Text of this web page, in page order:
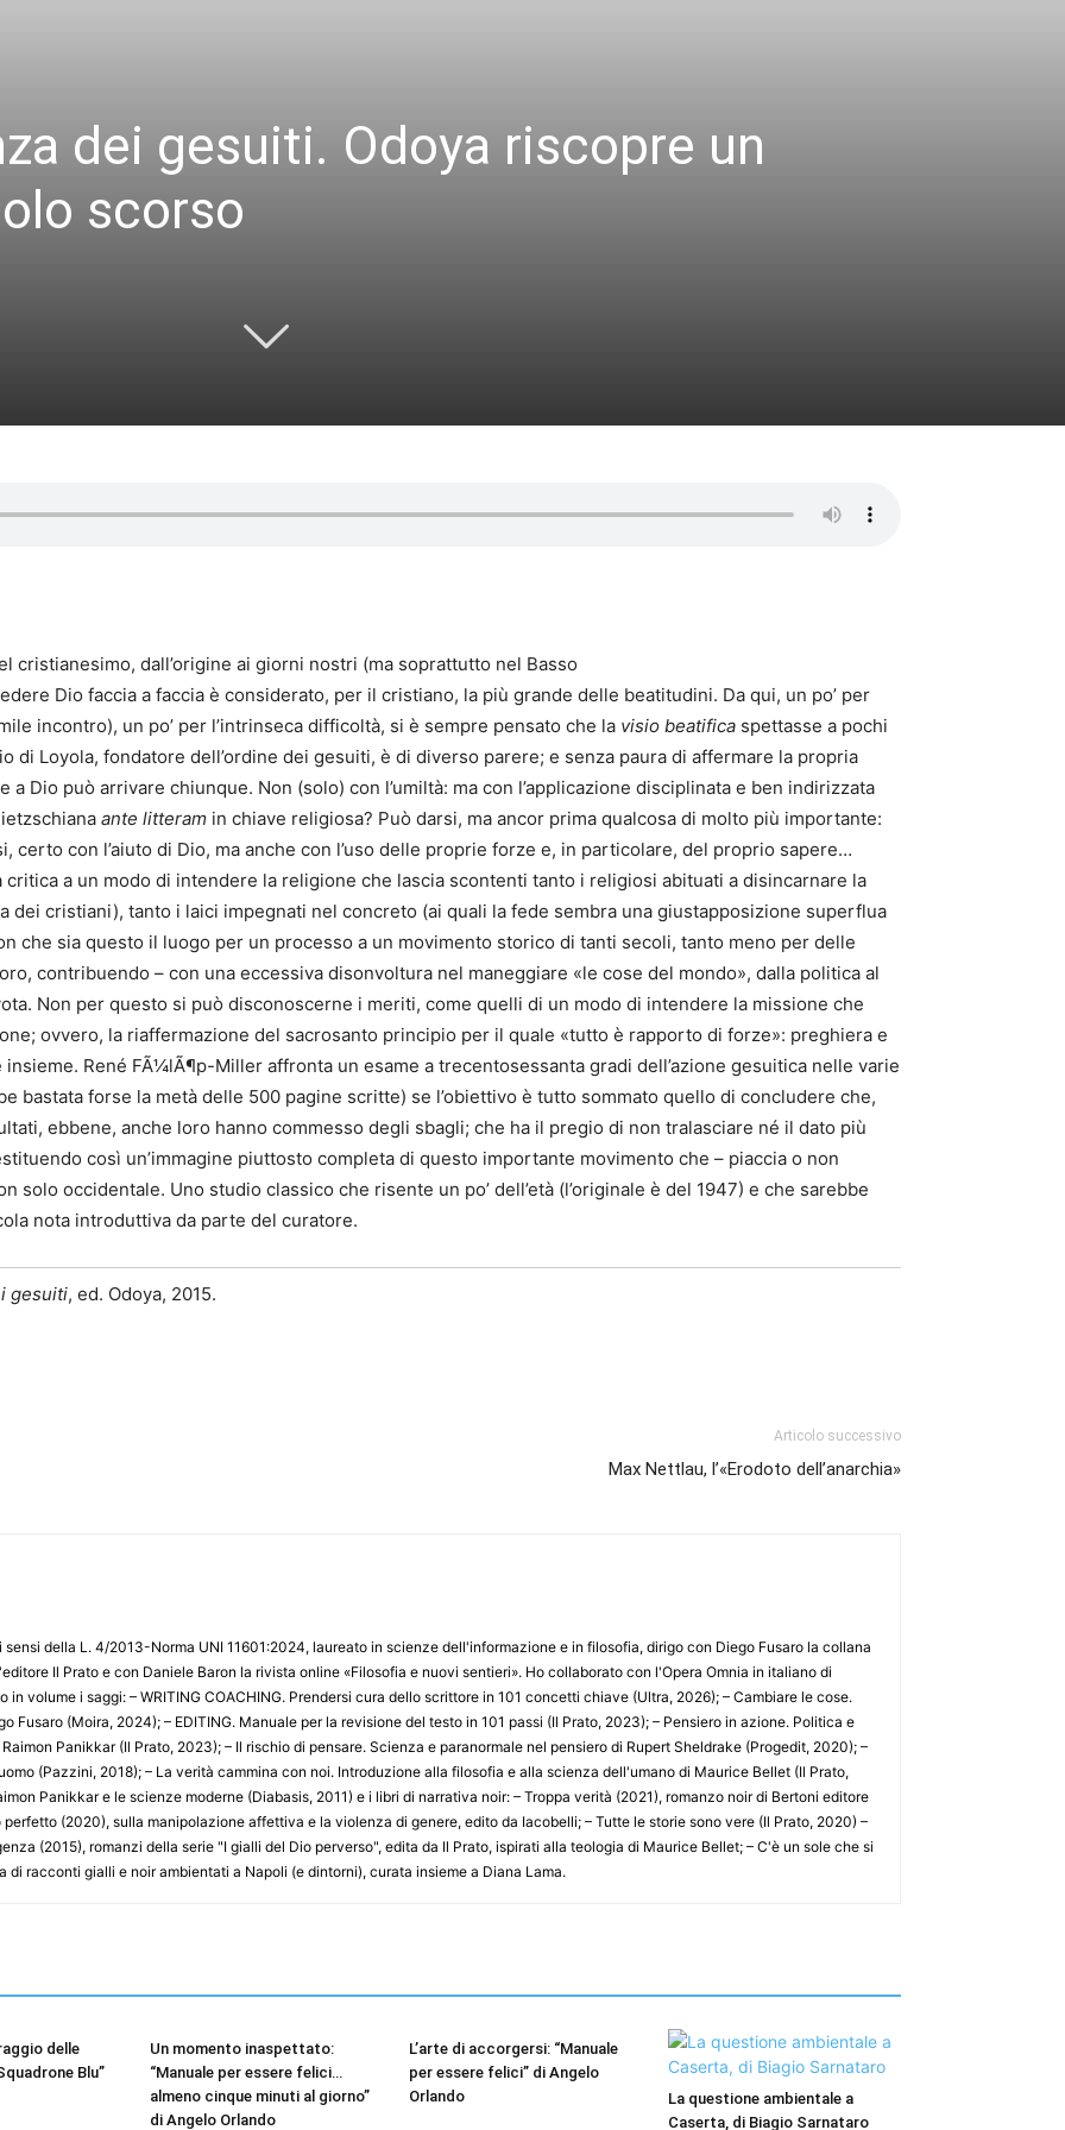
dei gesuiti. Odoya riscopre un
scorso
cristianesimo, dall’origine ai giorni nostri (ma soprattutto nel Basso
Dio faccia a faccia è considerato, per il cristiano, la più grande delle beatitudini. Da qui, un po’ per
incontro), un po’ per l’intrinseca difficoltà, si è sempre pensato che la visio beatifica spettasse a pochi
di Loyola, fondatore dell’ordine dei gesuiti, è di diverso parere; e senza paura di affermare la propria
Dio può arrivare chiunque. Non (solo) con l’umiltà: ma con l’applicazione disciplinata e ben indirizzata
ante litteram in chiave religiosa? Può darsi, ma ancor prima qualcosa di molto più importante:
certo con l’aiuto di Dio, ma anche con l’uso delle proprie forze e, in particolare, del proprio sapere…
a un modo di intendere la religione che lascia scontenti tanto i religiosi abituati a disincarnare la
dei cristiani), tanto i laici impegnati nel concreto (ai quali la fede sembra una giustapposizione superflua
che sia questo il luogo per un processo a un movimento storico di tanti secoli, tanto meno per delle
contribuendo – con una eccessiva disonvoltura nel maneggiare «le cose del mondo», dalla politica al
Non per questo si può disconoscerne i meriti, come quelli di un modo di intendere la missione che
ovvero, la riaffermazione del sacrosanto principio per il quale «tutto è rapporto di forze»: preghiera e
René FÃ¼lÃ¶p-Miller affronta un esame a trecentosessanta gradi dell’azione gesuitica nelle varie
bastata forse la metà delle 500 pagine scritte) se l’obiettivo è tutto sommato quello di concludere che,
ebbene, anche loro hanno commesso degli sbagli; che ha il pregio di non tralasciare né il dato più
così un’immagine piuttosto completa di questo importante movimento che – piaccia o non
solo occidentale. Uno studio classico che risente un po’ dell’età (l’originale è del 1947) e che sarebbe
nota introduttiva da parte del curatore.
gesuiti, ed. Odoya, 2015.
Articolo successivo
Max Nettlau, l’«Erodoto dell’anarchia»
della L. 4/2013-Norma UNI 11601:2024, laureato in scienze dell'informazione e in filosofia, dirigo con Diego Fusaro la collana
Il Prato e con Daniele Baron la rivista online «Filosofia e nuovi sentieri». Ho collaborato con l'Opera Omnia in italiano di
in volume i saggi: – WRITING COACHING. Prendersi cura dello scrittore in 101 concetti chiave (Ultra, 2026); – Cambiare le cose.
Fusaro (Moira, 2024); – EDITING. Manuale per la revisione del testo in 101 passi (Il Prato, 2023); – Pensiero in azione. Politica e
Panikkar (Il Prato, 2023); – Il rischio di pensare. Scienza e paranormale nel pensiero di Rupert Sheldrake (Progedit, 2020); –
(Pazzini, 2018); – La verità cammina con noi. Introduzione alla filosofia e alla scienza dell'umano di Maurice Bellet (Il Prato,
Panikkar e le scienze moderne (Diabasis, 2011) e i libri di narrativa noir: – Troppa verità (2021), romanzo noir di Bertoni editore
perfetto (2020), sulla manipolazione affettiva e la violenza di genere, edito da Iacobelli; – Tutte le storie sono vere (Il Prato, 2020) –
(2015), romanzi della serie "I gialli del Dio perverso", edita da Il Prato, ispirati alla teologia di Maurice Bellet; – C'è un sole che si
di racconti gialli e noir ambientati a Napoli (e dintorni), curata insieme a Diana Lama.
delle
Blu”
Un momento inaspettato:
“Manuale per essere felici…
almeno cinque minuti al giorno”
di Angelo Orlando
L’arte di accorgersi: “Manuale
per essere felici” di Angelo
Orlando
La questione ambientale a
Caserta, di Biagio Sarnataro